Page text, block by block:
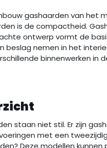
gashaarden van het
is de compactheid.
ontwerp vormt de
nemen in het
binnenwerken in
staan niet stil. Er zijn
met een
Deze modellen